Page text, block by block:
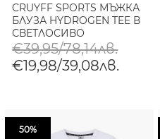
CRUYFF SPORTS МЪЖКА
БЛУЗА HYDROGEN TEE В
СВЕТЛОСИВО
€39,95/78,14лв.
€19,98/39,08лв.
50%